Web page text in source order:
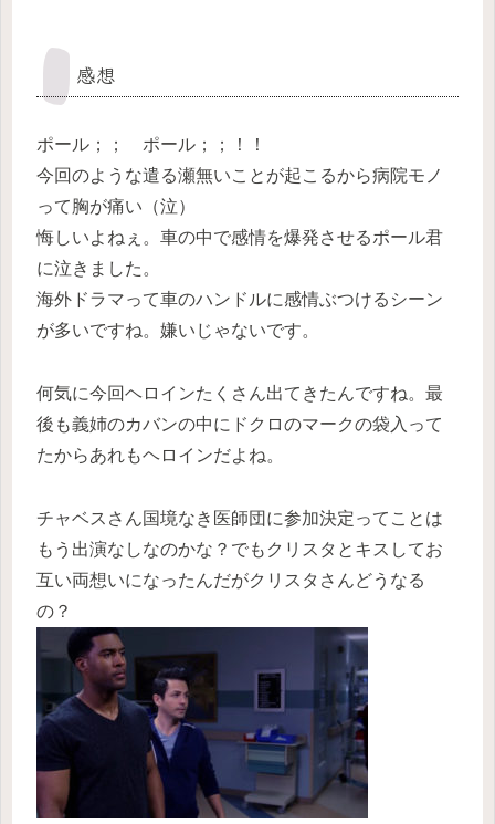
感想
ポール；； ポール；；！！
今回のような遣る瀬無いことが起こるから病院モノ
って胸が痛い（泣）
悔しいよねぇ。車の中で感情を爆発させるポール君
に泣きました。
海外ドラマって車のハンドルに感情ぶつけるシーン
が多いですね。嫌いじゃないです。
何気に今回ヘロインたくさん出てきたんですね。最
後も義姉のカバンの中にドクロのマークの袋入って
たからあれもヘロインだよね。
チャベスさん国境なき医師団に参加決定ってことは
もう出演なしなのかな？でもクリスタとキスしてお
互い両想いになったんだがクリスタさんどうなる
の？